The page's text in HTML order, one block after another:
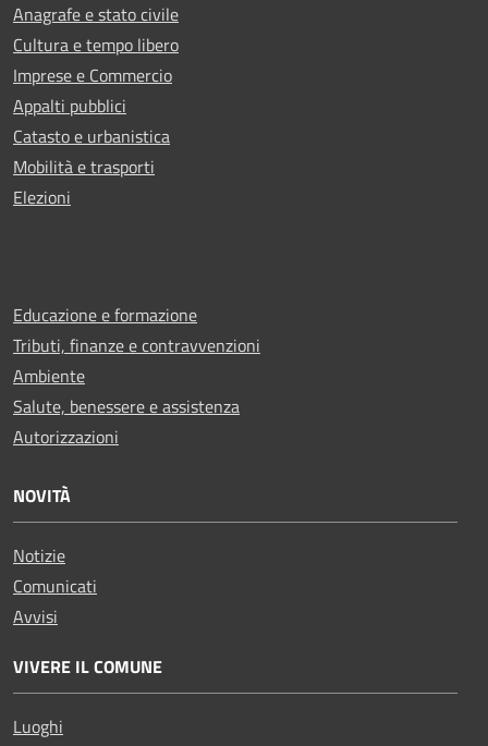
Anagrafe e stato civile
Cultura e tempo libero
Imprese e Commercio
Appalti pubblici
Catasto e urbanistica
Mobilità e trasporti
Elezioni
Educazione e formazione
Tributi, finanze e contravvenzioni
Ambiente
Salute, benessere e assistenza
Autorizzazioni
NOVITÀ
Notizie
Comunicati
Avvisi
VIVERE IL COMUNE
Luoghi